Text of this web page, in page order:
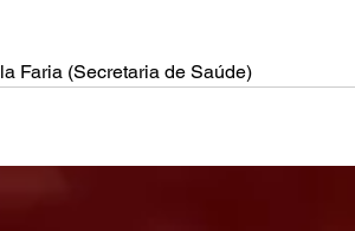
Faria (Secretaria de Saúde)